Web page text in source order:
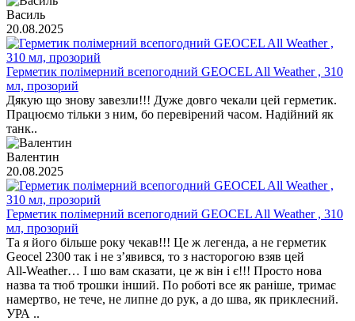
Василь
20.08.2025
Герметик полімерний всепогодний GEOCEL All Weather , 310
мл, прозорий
Дякую що знову завезли!!! Дуже довго чекали цей герметик.
Працюємо тільки з ним, бо перевірений часом. Надійний як
танк..
Валентин
20.08.2025
Герметик полімерний всепогодний GEOCEL All Weather , 310
мл, прозорий
Та я його більше року чекав!!! Це ж легенда, а не герметик
Geocel 2300 так і не з’явився, то з насторогою взяв цей
All‑Weather… І шо вам сказати, це ж він і є!!! Просто нова
назва та тюб трошки інший. По роботі все як раніше, тримає
намертво, не тече, не липне до рук, а до шва, як приклеєний.
УРА ..